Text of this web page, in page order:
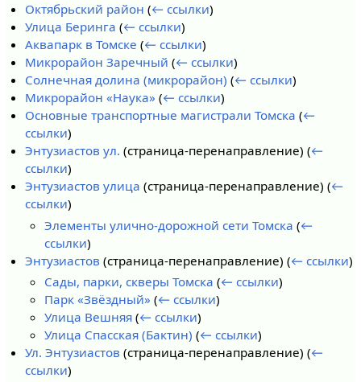
Октябрьский район (← ссылки)
Улица Беринга (← ссылки)
Аквапарк в Томске (← ссылки)
Микрорайон Заречный (← ссылки)
Солнечная долина (микрорайон) (← ссылки)
Микрорайон «Наука» (← ссылки)
Основные транспортные магистрали Томска (←
ссылки)
Энтузиастов ул. (страница-перенаправление)(←
ссылки)
Энтузиастов улица (страница-перенаправление)(←
ссылки)
Элементы улично-дорожной сети Томска (←
ссылки)
Энтузиастов (страница-перенаправление)(← ссылки)
Сады, парки, скверы Томска (← ссылки)
Парк «Звёздный» (← ссылки)
Улица Вешняя (← ссылки)
Улица Спасская (Бактин) (← ссылки)
Ул. Энтузиастов (страница-перенаправление)(←
ссылки)